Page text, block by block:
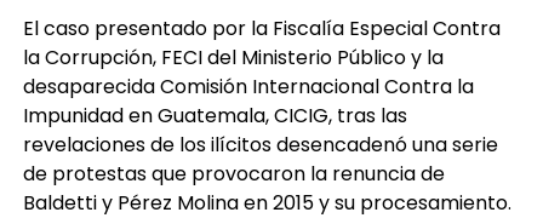
El caso presentado por la Fiscalía Especial Contra
la Corrupción, FECI del Ministerio Público y la
desaparecida Comisión Internacional Contra la
Impunidad en Guatemala, CICIG, tras las
revelaciones de los ilícitos desencadenó una serie
de protestas que provocaron la renuncia de
Baldetti y Pérez Molina en 2015 y su procesamiento.